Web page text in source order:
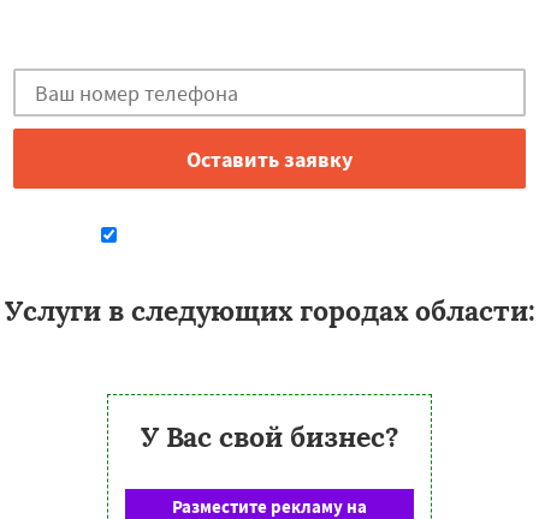
Услуги в следующих городах области:
У Вас свой бизнес?
Разместите рекламу на